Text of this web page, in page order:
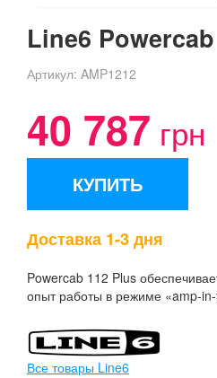
Line6
Артикул: AMP1212
40 787 грн
КУПИТЬ
Доставка 1-3 дня
Powercab 112 Plus
опыт работы в режиме «amp-
Все товары Line6